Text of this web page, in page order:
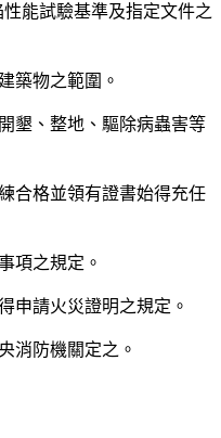
能試驗基準及指定文件之
築物之範圍。
墾、整地、驅除病蟲害等
合格並領有證書始得充任
項之規定。
申請火災證明之規定。
消防機關定之。